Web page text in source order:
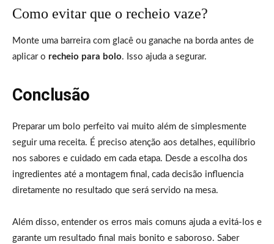
Como evitar que o recheio vaze?
Monte uma barreira com glacê ou ganache na borda antes de
aplicar o recheio para bolo. Isso ajuda a segurar.
Conclusão
Preparar um bolo perfeito vai muito além de simplesmente
seguir uma receita. É preciso atenção aos detalhes, equilíbrio
nos sabores e cuidado em cada etapa. Desde a escolha dos
ingredientes até a montagem final, cada decisão influencia
diretamente no resultado que será servido na mesa.
Além disso, entender os erros mais comuns ajuda a evitá-los e
garante um resultado final mais bonito e saboroso. Saber